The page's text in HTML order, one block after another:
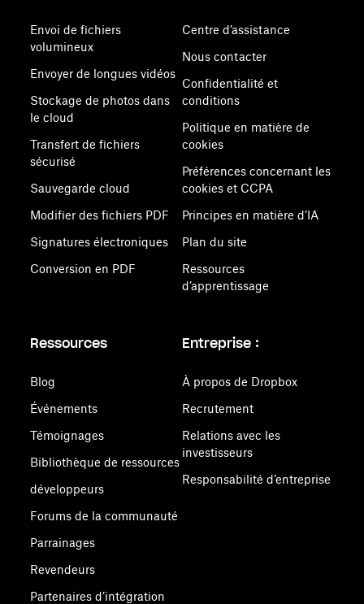
Envoi de fichiers
volumineux
Envoyer de longues vidéos
Stockage de photos dans
le cloud
Transfert de fichiers
sécurisé
Sauvegarde cloud
Modifier des fichiers PDF
Signatures électroniques
Conversion en PDF
Centre d’assistance
Nous contacter
Confidentialité et
conditions
Politique en matière de
cookies
Préférences concernant les
cookies et CCPA
Principes en matière d’IA
Plan du site
Ressources
d’apprentissage
Ressources
Blog
Événements
Témoignages
Bibliothèque de ressources
développeurs
Forums de la communauté
Parrainages
Revendeurs
Partenaires d’intégration
Entreprise :
À propos de Dropbox
Recrutement
Relations avec les
investisseurs
Responsabilité d’entreprise